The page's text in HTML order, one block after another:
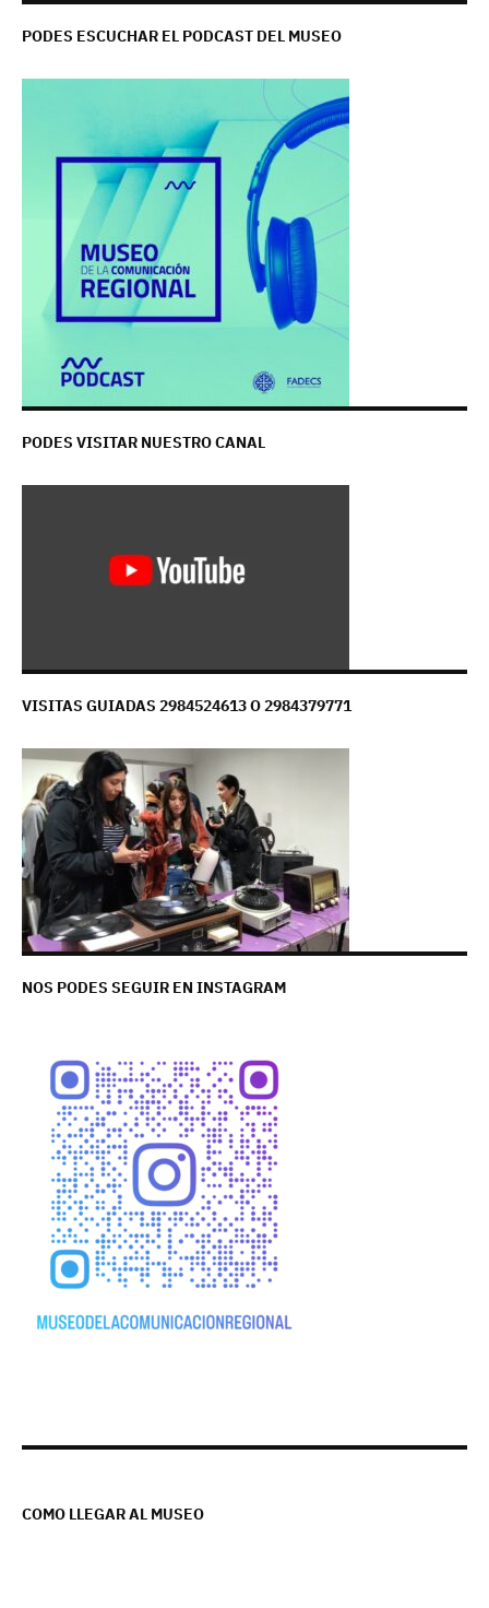
PODES ESCUCHAR EL PODCAST DEL MUSEO
PODES VISITAR NUESTRO CANAL
VISITAS GUIADAS 2984524613 O 2984379771
NOS PODES SEGUIR EN INSTAGRAM
COMO LLEGAR AL MUSEO